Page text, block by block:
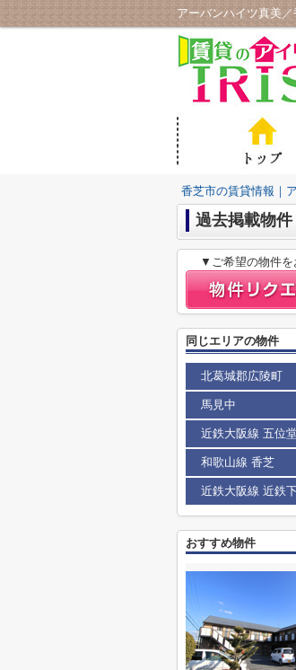
アーバンハイツ真美
香芝市の賃貸情報｜
過去掲載物
▼ご希望の物件を
同じエリアの物件
北葛城郡広陵町
馬見中
近鉄大阪線 五位
和歌山線 香芝
近鉄大阪線 近鉄
おすすめ物件